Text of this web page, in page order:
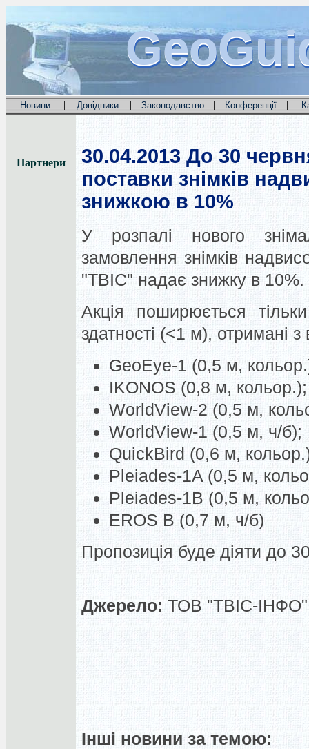
Новини | Довідники | Законодавство | Конференції |
Партнери 30.04.2013 До 30
поставки знімків
знижкою в 10%
У розпалі нового
замовлення знімків
"ТВІС" надає знижку в 10%.
Акція поширюється
здатності (<1 м), отримані
GeoEye-1 (0,5 м,
IKONOS (0,8 м, кольор.);
WorldView-2 (0,5 м,
WorldView-1 (0,5 м, ч/б);
QuickBird (0,6 м,
Pleiades-1A (0,5 м,
Pleiades-1В (0,5 м,
EROS B (0,7 м, ч/б)
Пропозиція буде діяти до
Джерело: ТОВ "ТВІС-
Інші новини за темою: